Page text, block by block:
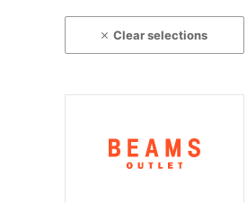
Clear selections